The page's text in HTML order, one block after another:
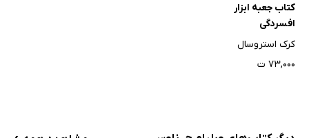
کتاب جعبه ابزار
افسردگی
کرک استروسال
۷۳,۰۰۰ ت